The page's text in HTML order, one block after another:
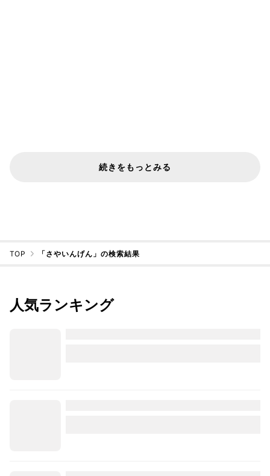
続きをもっとみる
TOP 「さやいんげん」の検索結果
人気ランキング